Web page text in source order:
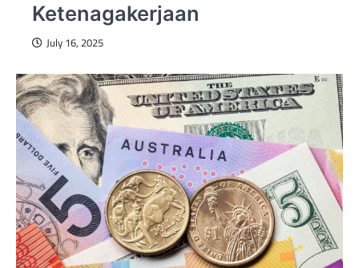
Ketenagakerjaan
July 16, 2025